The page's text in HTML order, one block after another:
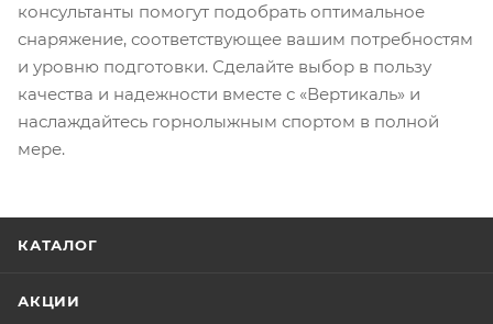
консультанты помогут подобрать оптимальное
снаряжение, соответствующее вашим потребностям
и уровню подготовки. Сделайте выбор в пользу
качества и надежности вместе с «Вертикаль» и
наслаждайтесь горнолыжным спортом в полной
мере.
КАТАЛОГ
АКЦИИ